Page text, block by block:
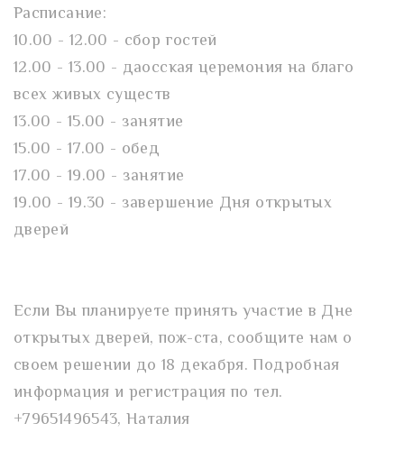
Расписание:
10.00 - 12.00 - сбор гостей
12.00 - 13.00 - даосская церемония на благо
всех живых существ
13.00 - 15.00 - занятие
15.00 - 17.00 - обед
17.00 - 19.00 - занятие
19.00 - 19.30 - завершение Дня открытых
дверей
Если Вы планируете принять участие в Дне
открытых дверей, пож-ста, сообщите нам о
своем решении до 18 декабря. Подробная
информация и регистрация по тел.
+79651496543, Наталия